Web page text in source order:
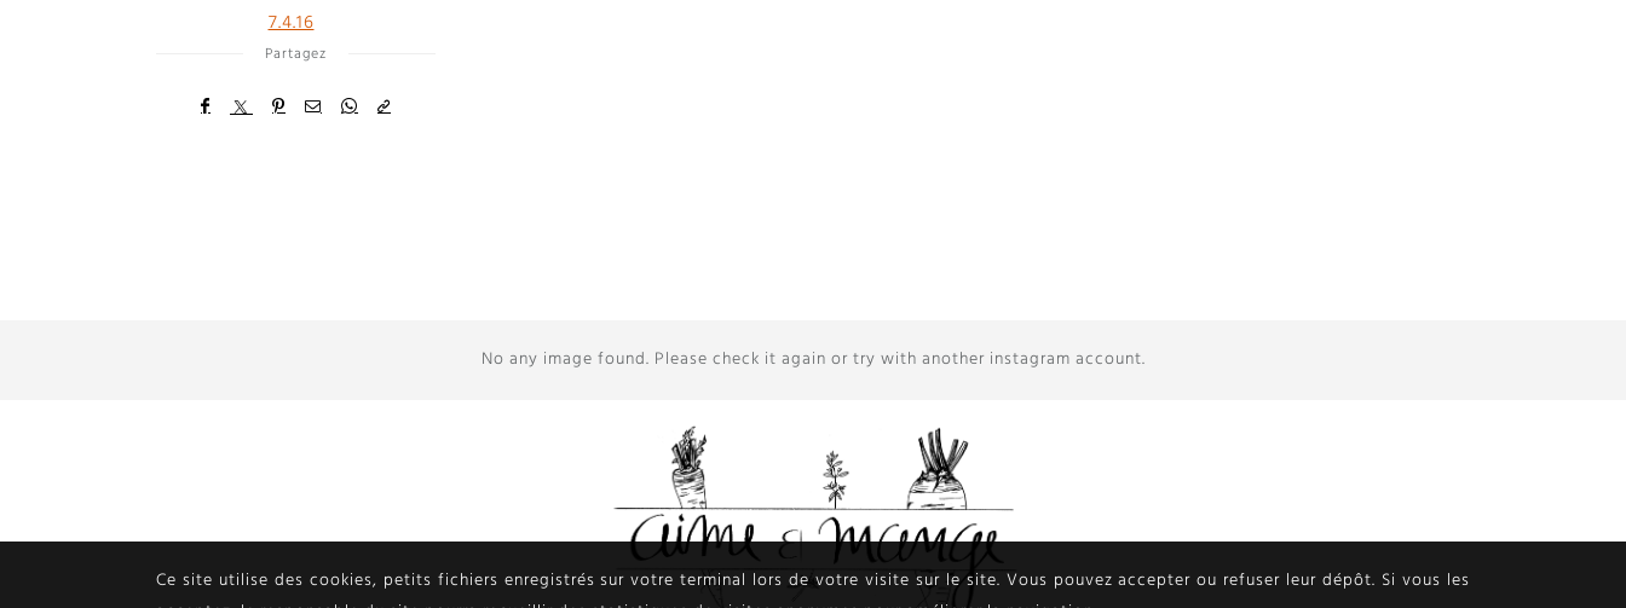
7.4.16
Partagez
No any image found. Please check it again or try with another instagram account.
Ce site utilise des cookies, petits fichiers enregistrés sur votre terminal lors de votre visite sur le site. Vous pouvez accepter ou refuser leur dépôt. Si vous les